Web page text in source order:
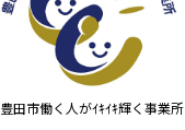
豊田市働く人がｲｷｲｷ輝く事業所